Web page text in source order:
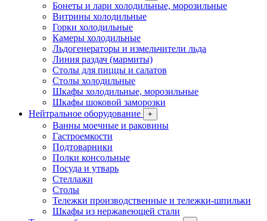
Бонеты и лари холодильные, морозильные
Витрины холодильные
Горки холодильные
Камеры холодильные
Льдогенераторы и измельчители льда
Линия раздач (мармиты)
Столы для пиццы и салатов
Столы холодильные
Шкафы холодильные, морозильные
Шкафы шоковой заморозки
Нейтральное оборудование
+
Ванны моечные и раковины
Гастроемкости
Подтоварники
Полки консольные
Посуда и утварь
Стеллажи
Столы
Тележки производственные и тележки-шпильки
Шкафы из нержавеющей стали